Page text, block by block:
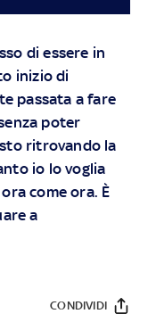
di essere in
inizio di
passata a fare
poter
ritrovando la
io lo voglia
come ora. È
a
CONDIVIDI